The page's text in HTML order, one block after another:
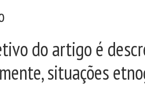
do artigo é
situações